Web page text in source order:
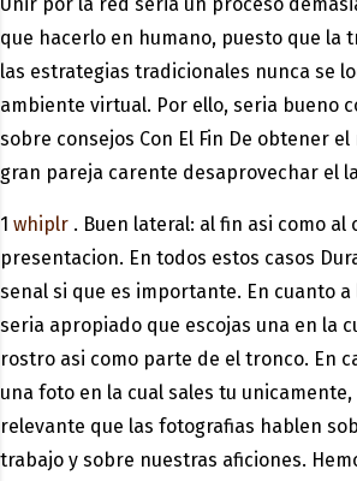
que hacerlo en humano, puesto que la
las estrategias tradicionales nunca se
ambiente virtual. Por ello, seri­a bueno
sobre consejos Con El Fin De obtener
gran pareja carente desaprovechar el
1 whiplr . Buen lateral: al fin asi­ como al
presentacion. En todos estos casos
senal si que es importante. En cuanto
seri­a apropiado que escojas una en la
rostro asi­ como parte de el tronco. En
una foto en la cual sales tu
relevante que las fotografias hablen
trabajo y sobre nuestras aficiones.